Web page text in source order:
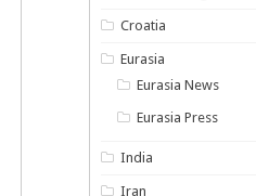
Croatia
Eurasia
Eurasia News
Eurasia Press
India
Iran